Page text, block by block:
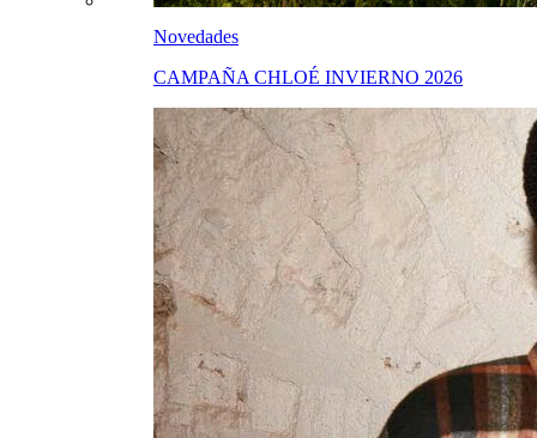
Novedades
CAMPAÑA CHLOÉ INVIERNO 2026